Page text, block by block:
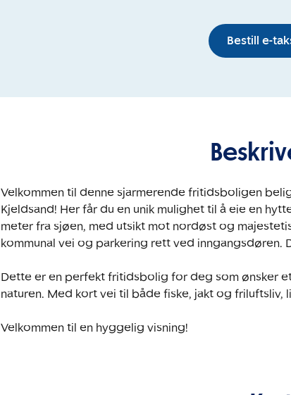
Bestill e-
Velkommen til denne sjarmerende fritidsboligen
Kjeldsand! Her får du en unik mulighet til å eie en
meter fra sjøen, med utsikt mot nordøst og
kommunal vei og parkering rett ved inngangsdøren.
Dette er en perfekt fritidsbolig for deg som ønsker
naturen. Med kort vei til både fiske, jakt og
Velkommen til en hyggelig visning!